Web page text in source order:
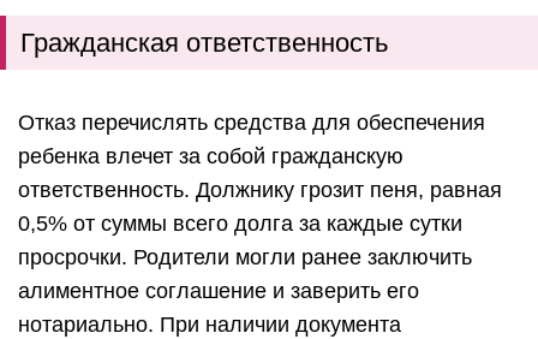
Гражданская ответственность
Отказ перечислять средства для обеспечения
ребенка влечет за собой гражданскую
ответственность. Должнику грозит пеня, равная
0,5% от суммы всего долга за каждые сутки
просрочки. Родители могли ранее заключить
алиментное соглашение и заверить его
нотариально. При наличии документа